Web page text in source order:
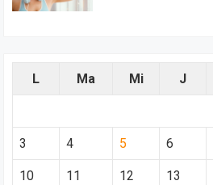
L Ma Mi J
3 4 5 6
10 11 12 13